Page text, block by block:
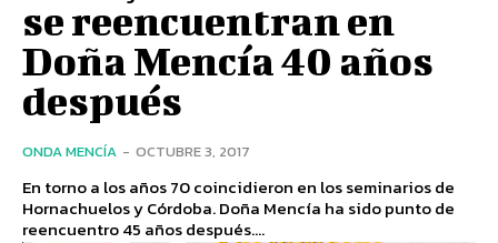
se reencuentran en
Doña Mencía 40 años
después
ONDA MENCÍA - OCTUBRE 3, 2017
En torno a los años 70 coincidieron en los seminarios de
Hornachuelos y Córdoba. Doña Mencía ha sido punto de
reencuentro 45 años después....